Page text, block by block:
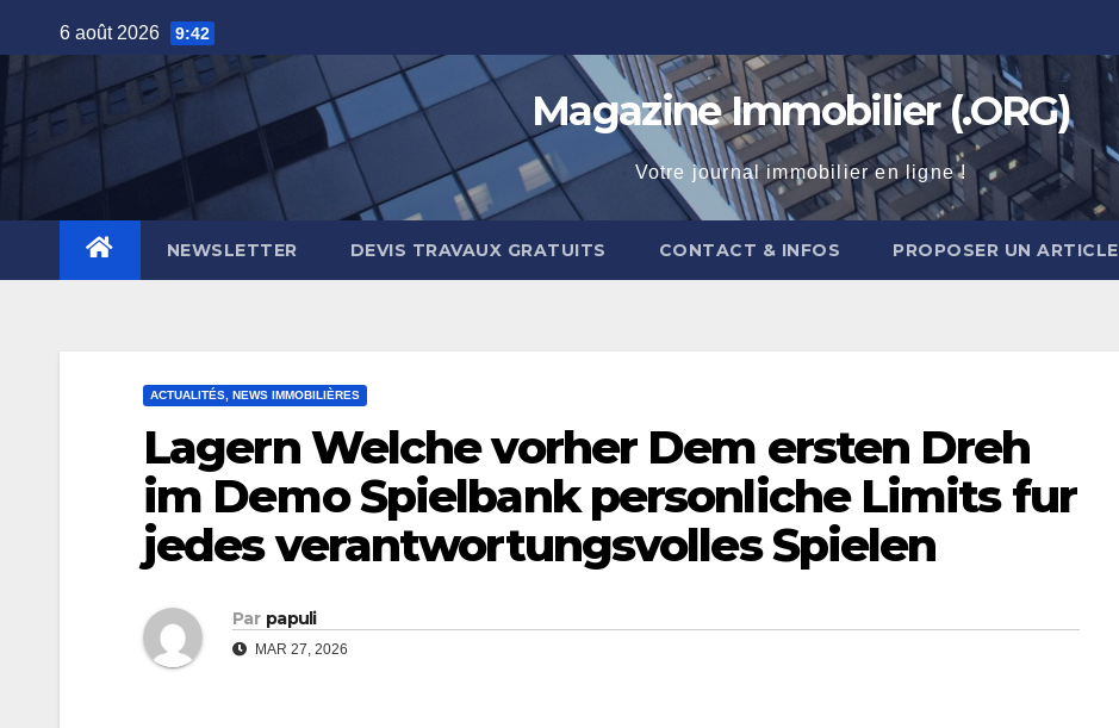
to
6 août 2026 9:42
Magazine Immobilier (.ORG)
Votre journal immobilier en ligne !
NEWSLETTER DEVIS TRAVAUX GRATUITS CONTACT & INFOS PROPOSER UN ARTICLE
ACTUALITÉS, NEWS IMMOBILIÈRES
Lagern Welche vorher Dem ersten Dreh
im Demo Spielbank personliche Limits fur
jedes verantwortungsvolles Spielen
Par papuli
MAR 27, 2026